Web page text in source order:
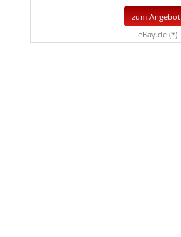
zum Angebot
eBay.de (*)